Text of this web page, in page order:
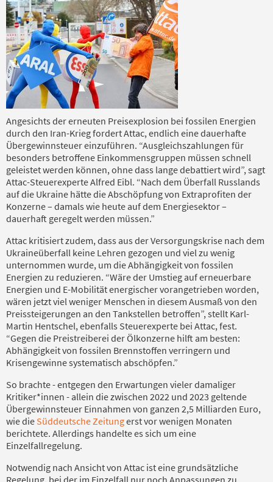
Angesichts der erneuten Preisexplosion bei fossilen Energien
durch den Iran-Krieg fordert Attac, endlich eine dauerhafte
Übergewinnsteuer einzuführen. “Ausgleichszahlungen für
besonders betroffene Einkommensgruppen müssen schnell
geleistet werden können, ohne dass lange debattiert wird”, sagt
Attac-Steuerexperte Alfred Eibl. “Nach dem Überfall Russlands
auf die Ukraine hätte die Abschöpfung von Extraprofiten der
Konzerne – damals wie heute auf dem Energiesektor –
dauerhaft geregelt werden müssen.”
Attac kritisiert zudem, dass aus der Versorgungskrise nach dem
Ukraineüberfall keine Lehren gezogen und viel zu wenig
unternommen wurde, um die Abhängigkeit von fossilen
Energien zu reduzieren. “Wäre der Umstieg auf erneuerbare
Energien und E-Mobilität energischer vorangetrieben worden,
wären jetzt viel weniger Menschen in diesem Ausmaß von den
Preissteigerungen an den Tankstellen betroffen”, stellt Karl-
Martin Hentschel, ebenfalls Steuerexperte bei Attac, fest.
“Gegen die Preistreiberei der Ölkonzerne hilft am besten:
Abhängigkeit von fossilen Brennstoffen verringern und
Krisengewinne systematisch abschöpfen.”
So brachte - entgegen den Erwartungen vieler damaliger
Kritiker*innen - allein die zwischen 2022 und 2023 geltende
Übergewinnsteuer Einnahmen von ganzen 2,5 Milliarden Euro,
wie die Süddeutsche Zeitungerst vor wenigen Monaten
berichtete. Allerdings handelte es sich um eine
Einzelfallregelung.
Notwendig nach Ansicht von Attac ist eine grundsätzliche
Regelung, bei der im Einzelfall nur noch Anpassungen zu